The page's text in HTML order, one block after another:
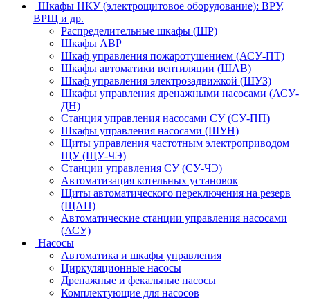
Шкафы НКУ (электрощитовое оборудование): ВРУ,
ВРЩ и др.
Распределительные шкафы (ШР)
Шкафы АВР
Шкаф управления пожаротушением (АСУ-ПТ)
Шкафы автоматики вентиляции (ШАВ)
Шкаф управления электрозадвижкой (ШУЗ)
Шкафы управления дренажными насосами (АСУ-
ДН)
Станция управления насосами СУ (СУ-ПП)
Шкафы управления насосами (ШУН)
Щиты управления частотным электроприводом
ЩУ (ЩУ-ЧЭ)
Станции управления СУ (СУ-ЧЭ)
Автоматизация котельных установок
Щиты автоматического переключения на резерв
(ЩАП)
Автоматические станции управления насосами
(АСУ)
Насосы
Автоматика и шкафы управления
Циркуляционные насосы
Дренажные и фекальные насосы
Комплектующие для насосов